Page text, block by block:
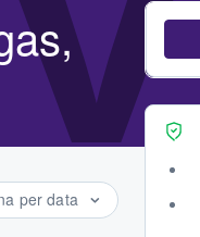
per data